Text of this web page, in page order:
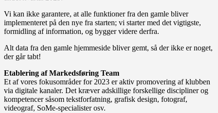
Vi kan ikke garantere, at alle funktioner fra den gamle bliver
implementeret på den nye fra starten; vi starter med det vigtigste,
formidling af information, og bygger videre derfra.
Alt data fra den gamle hjemmeside bliver gemt, så der ikke er noget,
der går tabt!
Etablering af Markedsføring Team
Et af vores fokusområder for 2023 er aktiv promovering af klubben
via digitale kanaler. Det kræver adskillige forskellige discipliner og
kompetencer såsom tekstforfatning, grafisk design, fotograf,
videograf, SoMe-specialister osv.